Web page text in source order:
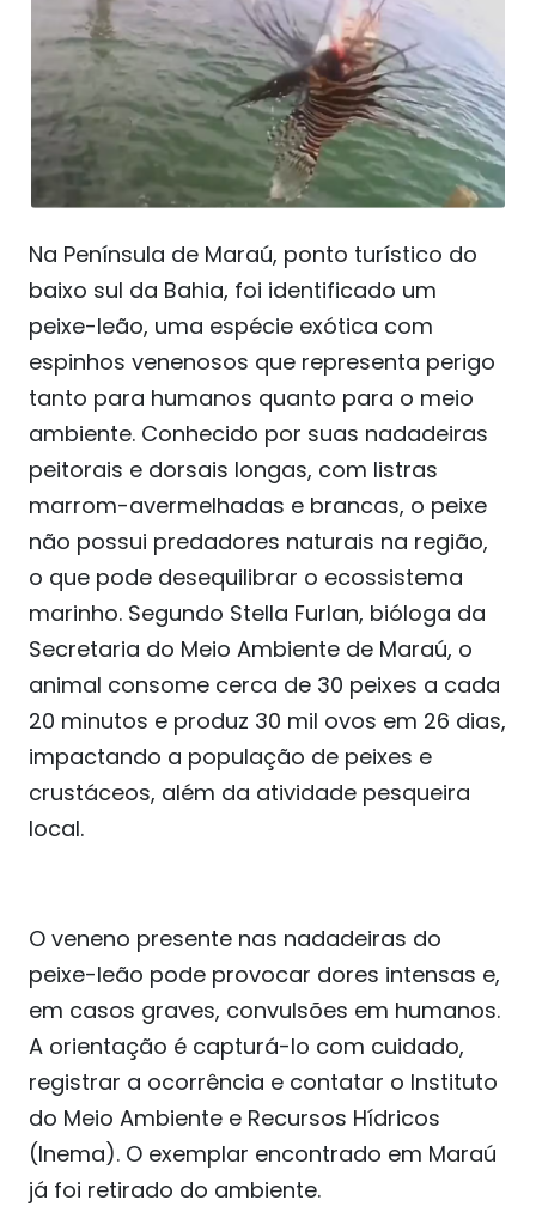
Na Península de Maraú, ponto turístico do
baixo sul da Bahia, foi identificado um
peixe-leão, uma espécie exótica com
espinhos venenosos que representa perigo
tanto para humanos quanto para o meio
ambiente. Conhecido por suas nadadeiras
peitorais e dorsais longas, com listras
marrom-avermelhadas e brancas, o peixe
não possui predadores naturais na região,
o que pode desequilibrar o ecossistema
marinho. Segundo Stella Furlan, bióloga da
Secretaria do Meio Ambiente de Maraú, o
animal consome cerca de 30 peixes a cada
20 minutos e produz 30 mil ovos em 26 dias,
impactando a população de peixes e
crustáceos, além da atividade pesqueira
local.
O veneno presente nas nadadeiras do
peixe-leão pode provocar dores intensas e,
em casos graves, convulsões em humanos.
A orientação é capturá-lo com cuidado,
registrar a ocorrência e contatar o Instituto
do Meio Ambiente e Recursos Hídricos
(Inema). O exemplar encontrado em Maraú
já foi retirado do ambiente.